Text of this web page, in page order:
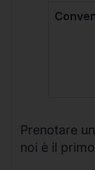
Prenotare
noi è il